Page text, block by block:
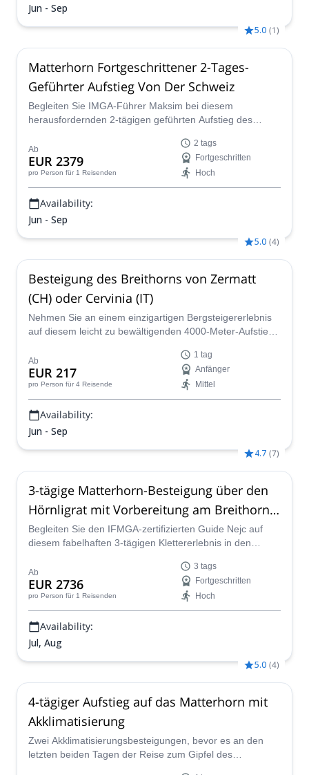
Jun - Sep
5.0 (1)
Matterhorn Fortgeschrittener 2-Tages-
Geführter Aufstieg Von Der Schweiz
Begleiten Sie IMGA-Führer Maksim bei diesem
herausfordernden 2-tägigen geführten Aufstieg des
Grat im Wallis, Schweiz.
Ab
EUR 2379
pro Person für 1 Reisenden
2 tags
Fortgeschritten
Hoch
Availability:
Jun - Sep
5.0 (4)
Besteigung des Breithorns von Zermatt
(CH) oder Cervinia (IT)
Nehmen Sie an einem einzigartigen Bergsteigererlebnis
auf diesem leicht zu bewältigenden 4000-Meter-Aufstieg
Ab
EUR 217
pro Person für 4 Reisende
1 tag
Anfänger
Mittel
Availability:
Jun - Sep
4.7 (7)
3-tägige Matterhorn-Besteigung über den
Hörnligrat mit Vorbereitung am Breithorn,
Schweizer Alpen
Begleiten Sie den IFMGA-zertifizierten Guide Nejc auf
diesem fabelhaften 3-tägigen Klettererlebnis in den
zum Breithorn, um dann den berühmten Gipfel des
Matterhorns über den Hörnligrat zu erreichen, beginnend
in Zermatt.
Ab
EUR 2736
pro Person für 1 Reisenden
3 tags
Fortgeschritten
Hoch
Availability:
Jul, Aug
5.0 (4)
4-tägiger Aufstieg auf das Matterhorn mit
Akklimatisierung
Zwei Akklimatisierungsbesteigungen, bevor es an den
letzten beiden Tagen der Reise zum Gipfel des